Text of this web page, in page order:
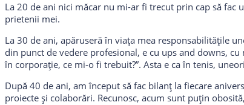
La 20 de ani nici măcar nu mi-ar fi trecut prin cap să fac
prietenii mei.
La 30 de ani, apăruseră în viața mea responsabilitățile
din punct de vedere profesional, e cu ups and downs,
în corporație, ce mi-o fi trebuit?”. Asta e ca în tenis,
După 40 de ani, am început să fac bilanț la fiecare
proiecte și colaborări. Recunosc, acum sunt puțin